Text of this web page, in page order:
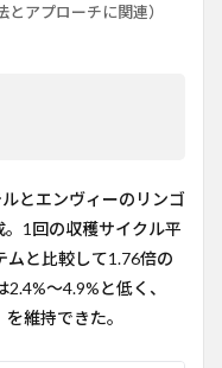
アプローチに関連）
とエンヴィーのリンゴ
1回の収穫サイクル平
ムと比較して1.76倍の
〜4.9%と低く、
維持できた。